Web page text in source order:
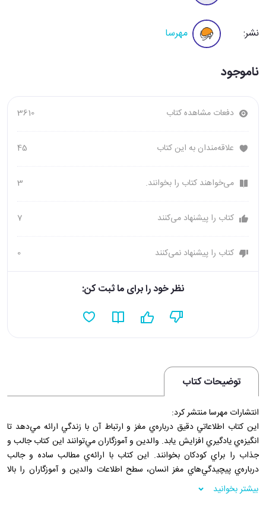
نشر: مهرسا
ناموجود
دفعات مشاهده کتاب 3610
علاقه‌مندان به این کتاب 45
می‌خواهند کتاب را بخوانند. 3
کتاب را پیشنهاد می‌کنند 7
کتاب را پیشنهاد نمی‌کنند 0
نظر خود را برای ما ثبت کن:
توضیحات کتاب
انتشارات مهرسا منتشر کرد:
اين کتاب اطلاعاتي دقيق درباره‌ي مغز و ارتباط آن با زندگي ارائه مي‌دهد تا
انگيزه‌ي يادگيري افزايش يابد. والدين و آموزگاران مي‌توانند اين کتاب جالب و
جذاب را براي کودکان بخوانند. اين کتاب با ارائه‌ي مطالب ساده و جالب
درباره‌ي پيچيدگي‌هاي مغز انسان، سطح اطلاعات والدين و آموزگاران را بالا
مي‌برد و به آنان کمک مي‌کند در حوزه‌ي آموزش قرن حاضر، سهيم باشند.
فروشگاه اينترنتي 30بوک
بیشتر بخوانید